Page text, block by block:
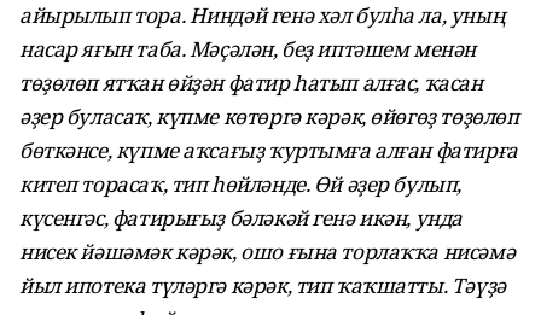
айырылып тора. Ниндәй генә хәл булһа ла, уның
насар яғын таба. Мәҫәлән, беҙ иптәшем менән
төҙөлөп ятҡан өйҙән фатир һатып алғас, ҡасан
әҙер буласаҡ, күпме көтөргә кәрәк, өйөгөҙ төҙөлөп
бөткәнсе, күпме аҡсағыҙ ҡуртымға алған фатирға
китеп торасаҡ, тип һөйләнде. Өй әҙер булып,
күсенгәс, фатирығыҙ бәләкәй генә икән, унда
нисек йәшәмәк кәрәк, ошо ғына торлаҡҡа нисәмә
йыл ипотека түләргә кәрәк, тип ҡаҡшатты. Тәүҙә